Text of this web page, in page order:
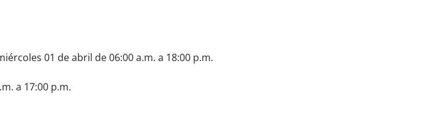
01 de abril de 06:00 a.m. a 18:00 p.m.
a 17:00 p.m.